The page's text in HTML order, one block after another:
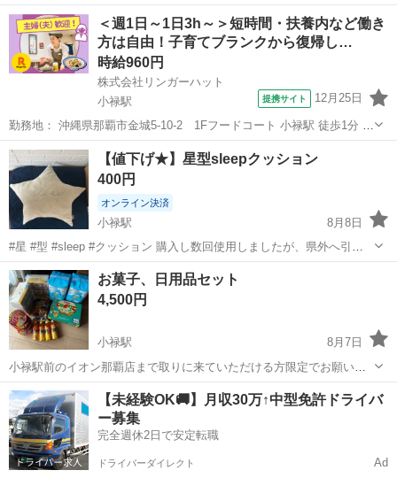
越のためお譲りします★ お値段ご相談受けたまわります☆
沖縄 那覇市 小禄駅 その他
＜週1日～1日3h～＞短時間・扶養内など働き
方は自由！子育てブランクから復帰し…
時給960円
株式会社リンガーハット
小禄駅
提携サイト 12月25日
勤務地： 沖縄県那覇市金城5-10-2 1Fフードコート 小禄駅 徒歩1分 週
勤務日時： 週1日~ 10:00〜13:00／10:00〜14:00／09:00〜14:00／
09:00〜15:00／10:00〜15:00 ...
沖縄 那覇市 小禄駅 レストラン
【値下げ★】星型sleepクッション
400円
オンライン決済
小禄駅
8月8日
#星 #型 #sleep #クッション 購入し数回使用しましたが、県外へ引越
のためお譲りします★ お値段ご相談受けたまわります☆
沖縄 那覇市 小禄駅 その他
お菓子、日用品セット
4,500円
小禄駅
8月7日
小禄駅前のイオン那覇店まで取りに来ていただける方限定でお願いい
たします♪ その他の場所でのお受け取りをご希望の場合は、送料につ
いてご相談ください。 よろしくお願いいたします
沖縄 那覇市 小禄駅 その他
【未経験OK🚚】月収30万↑中型免許ドライバ
ー募集
完全週休2日で安定転職
ドライバーダイレクト Ad